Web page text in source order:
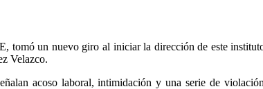
tomó un nuevo giro al iniciar la dirección de este
Velazco.
acoso laboral, intimidación y una serie de